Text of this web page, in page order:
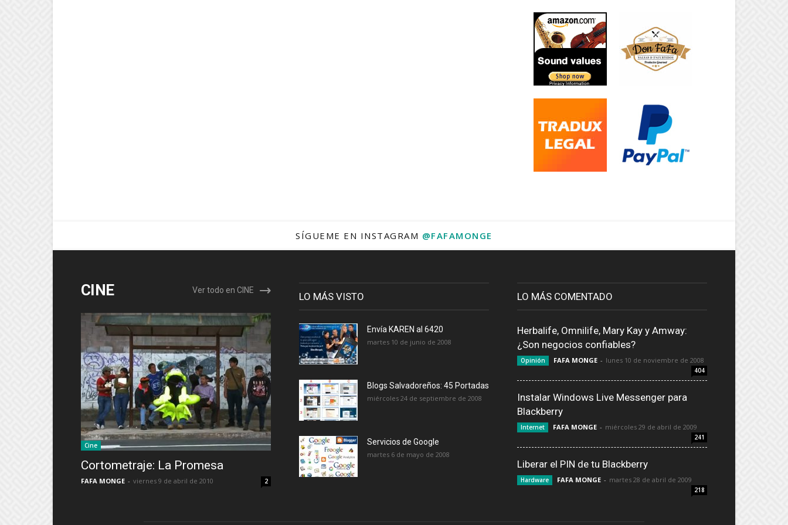
SÍGUEME EN INSTAGRAM @FAFAMONGE
CINE Ver todo en CINE
Cine
Cortometraje: La Promesa
FAFA MONGE - viernes 9 de abril de 2010 2
LO MÁS VISTO
Envía KAREN al 6420
martes 10 de junio de 2008
Blogs Salvadoreños: 45 Portadas
miércoles 24 de septiembre de 2008
Servicios de Google
martes 6 de mayo de 2008
LO MÁS COMENTADO
Herbalife, Omnilife, Mary Kay y Amway:
¿Son negocios confiables?
Opinión FAFA MONGE - lunes 10 de noviembre de 2008
404
Instalar Windows Live Messenger para
Blackberry
Internet FAFA MONGE - miércoles 29 de abril de 2009
241
Liberar el PIN de tu Blackberry
Hardware FAFA MONGE - martes 28 de abril de 2009
218